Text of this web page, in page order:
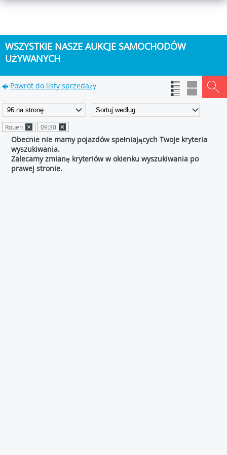
WSZYSTKIE NASZE AUKCJE SAMOCHODÓW
UŻYWANYCH
Powrót do listy sprzedaży
Rouen 09:30
Obecnie nie mamy pojazdów spełniających Twoje kryteria
wyszukiwania.
Zalecamy zmianę kryteriów w okienku wyszukiwania po
prawej stronie.